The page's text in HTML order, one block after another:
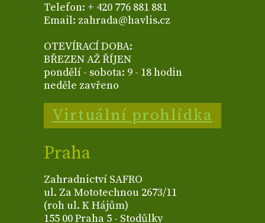
Telefon: + 420 776 881 881
Email: zahrada@havlis.cz
OTEVÍRACÍ DOBA:
BŘEZEN AŽ ŘÍJEN
pondělí - sobota: 9 - 18 hodin
neděle zavřeno
Virtuální prohlídka
Praha
Zahradnictví SAFRO
ul. Za Mototechnou 2673/11
(roh ul. K Hájům)
155 00 Praha 5 - Stodůlky